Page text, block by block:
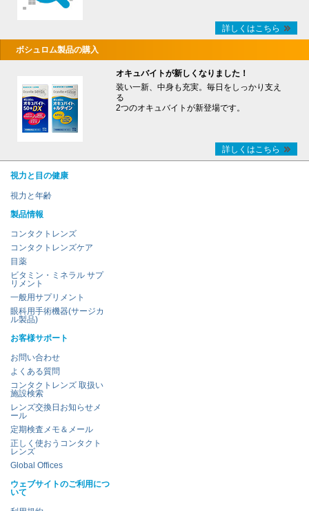
詳しくはこちら
ボシュロム製品の購入
オキュバイトが新しくなりました！
装い一新、中身も充実。毎日をしっかり支え
る
2つのオキュバイトが新登場です。
詳しくはこちら
視力と目の健康
視力と年齢
製品情報
コンタクトレンズ
コンタクトレンズケア
目薬
ビタミン・ミネラル サプ
リメント
一般用サプリメント
眼科用手術機器(サージカ
ル製品)
お客様サポート
お問い合わせ
よくある質問
コンタクトレンズ 取扱い
施設検索
レンズ交換日お知らせメ
ール
定期検査メモ＆メール
正しく使おうコンタクト
レンズ
Global Offices
ウェブサイトのご利用につ
いて